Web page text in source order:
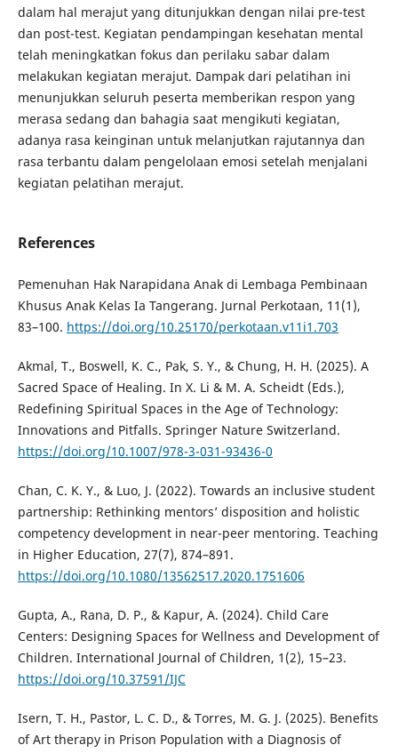
dalam hal merajut yang ditunjukkan dengan nilai pre-test
dan post-test. Kegiatan pendampingan kesehatan mental
telah meningkatkan fokus dan perilaku sabar dalam
melakukan kegiatan merajut. Dampak dari pelatihan ini
menunjukkan seluruh peserta memberikan respon yang
merasa sedang dan bahagia saat mengikuti kegiatan,
adanya rasa keinginan untuk melanjutkan rajutannya dan
rasa terbantu dalam pengelolaan emosi setelah menjalani
kegiatan pelatihan merajut.
References
Pemenuhan Hak Narapidana Anak di Lembaga Pembinaan
Khusus Anak Kelas Ia Tangerang. Jurnal Perkotaan, 11(1),
83–100. https://doi.org/10.25170/perkotaan.v11i1.703
Akmal, T., Boswell, K. C., Pak, S. Y., & Chung, H. H. (2025). A
Sacred Space of Healing. In X. Li & M. A. Scheidt (Eds.),
Redefining Spiritual Spaces in the Age of Technology:
Innovations and Pitfalls. Springer Nature Switzerland.
https://doi.org/10.1007/978-3-031-93436-0
Chan, C. K. Y., & Luo, J. (2022). Towards an inclusive student
partnership: Rethinking mentors’ disposition and holistic
competency development in near-peer mentoring. Teaching
in Higher Education, 27(7), 874–891.
https://doi.org/10.1080/13562517.2020.1751606
Gupta, A., Rana, D. P., & Kapur, A. (2024). Child Care
Centers: Designing Spaces for Wellness and Development of
Children. International Journal of Children, 1(2), 15–23.
https://doi.org/10.37591/IJC
Isern, T. H., Pastor, L. C. D., & Torres, M. G. J. (2025). Benefits
of Art therapy in Prison Population with a Diagnosis of